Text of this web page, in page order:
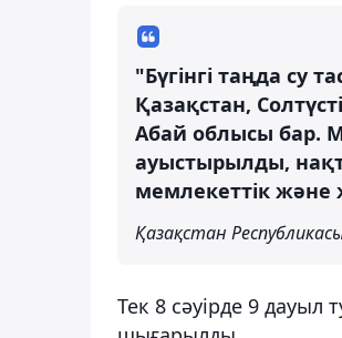
"Бүгінгі таңда су
Қазақстан,
Абай облысы бар.
ауыстырылды,
мемлекеттік және
Қазақстан
Тек 8 сәуірде 9 дауыл